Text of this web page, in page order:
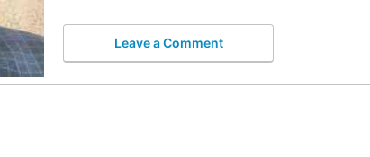
Leave a Comment